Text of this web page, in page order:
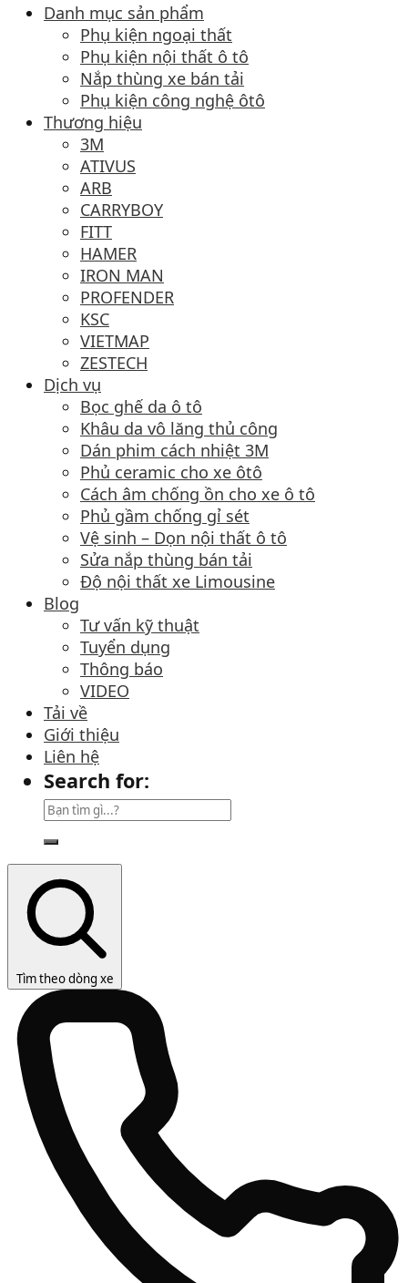
Danh mục sản phẩm
Phụ kiện ngoại thất
Phụ kiện nội thất ô tô
Nắp thùng xe bán tải
Phụ kiện công nghệ ôtô
Thương hiệu
3M
ATIVUS
ARB
CARRYBOY
FITT
HAMER
IRON MAN
PROFENDER
KSC
VIETMAP
ZESTECH
Dịch vụ
Bọc ghế da ô tô
Khâu da vô lăng thủ công
Dán phim cách nhiệt 3M
Phủ ceramic cho xe ôtô
Cách âm chống ồn cho xe ô tô
Phủ gầm chống gỉ sét
Vệ sinh – Dọn nội thất ô tô
Sửa nắp thùng bán tải
Độ nội thất xe Limousine
Blog
Tư vấn kỹ thuật
Tuyển dụng
Thông báo
VIDEO
Tải về
Giới thiệu
Liên hệ
Search for:
Tìm theo dòng xe